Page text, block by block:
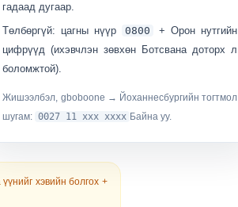
гадаад дугаар.
Төлбөргүй: цагны нүүр 0800
+ Орон нутгийн
цифрүүд (ихэвчлэн зөвхөн Ботсвана доторх л
боломжтой).
Жишээлбэл, gboboone → Йоханнесбургийн тогтмол
шугам: 0027 11 xxx xxxx Байна уу.
хэвийн болгох +